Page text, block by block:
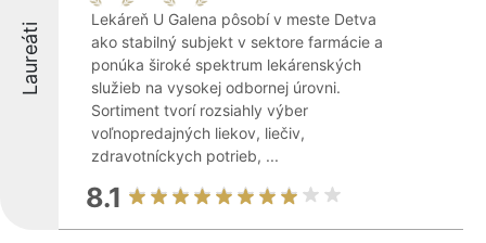
Laureáti
Lekáreň U Galena pôsobí v meste Detva
ako stabilný subjekt v sektore farmácie a
ponúka široké spektrum lekárenských
služieb na vysokej odbornej úrovni.
Sortiment tvorí rozsiahly výber
voľnopredajných liekov, liečiv,
zdravotníckych potrieb, ...
8.1